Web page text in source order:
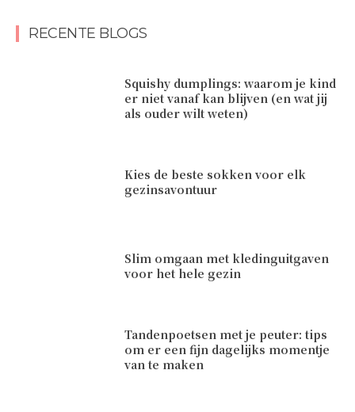
RECENTE BLOGS
Squishy dumplings: waarom je kind
er niet vanaf kan blijven (en wat jij
als ouder wilt weten)
Kies de beste sokken voor elk
gezinsavontuur
Slim omgaan met kledinguitgaven
voor het hele gezin
Tandenpoetsen met je peuter: tips
om er een fijn dagelijks momentje
van te maken